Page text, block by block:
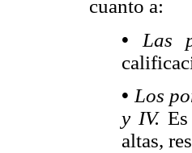
cuanto a:
• Las
• Los
y IV.
altas,